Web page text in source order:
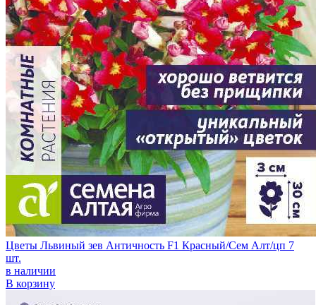
Цветы Львиный зев Античность F1 Красный/Сем Алт/цп 7
шт.
в наличии
В корзину